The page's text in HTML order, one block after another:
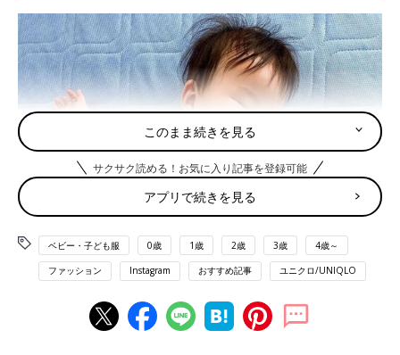
このまま続きを見る
サクサク読める！お気に入り記事を登録可能
アプリで続きを見る
ベビー・子ども服 0歳 1歳 2歳 3歳 4歳～
ファッション Instagram おすすめ記事 ユニクロ/UNIQLO